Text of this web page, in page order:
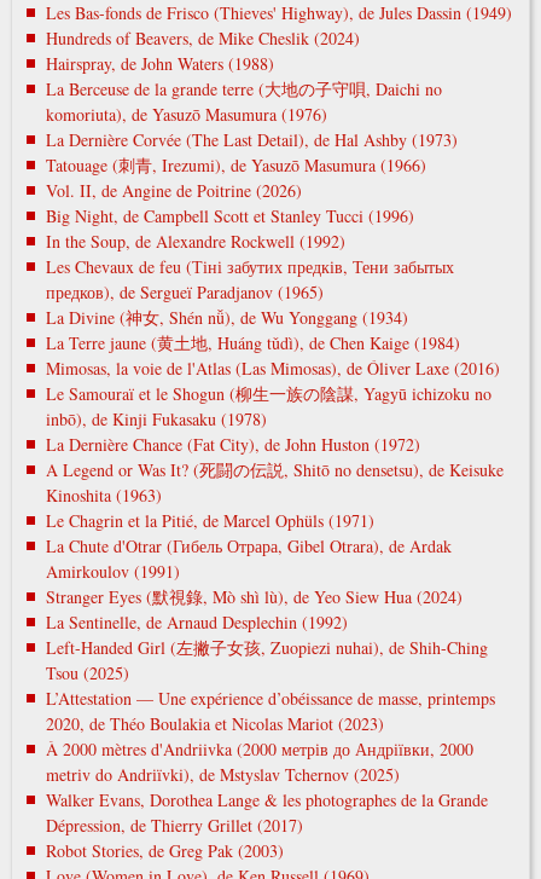
Les Bas-fonds de Frisco (Thieves' Highway), de Jules Dassin (1949)
Hundreds of Beavers, de Mike Cheslik (2024)
Hairspray, de John Waters (1988)
La Berceuse de la grande terre (大地の子守唄, Daichi no
komoriuta), de Yasuzō Masumura (1976)
La Dernière Corvée (The Last Detail), de Hal Ashby (1973)
Tatouage (刺青, Irezumi), de Yasuzō Masumura (1966)
Vol. II, de Angine de Poitrine (2026)
Big Night, de Campbell Scott et Stanley Tucci (1996)
In the Soup, de Alexandre Rockwell (1992)
Les Chevaux de feu (Тіні забутих предків, Тени забытых
предков), de Sergueï Paradjanov (1965)
La Divine (神女, Shén nǚ), de Wu Yonggang (1934)
La Terre jaune (黄土地, Huáng tǔdì), de Chen Kaige (1984)
Mimosas, la voie de l'Atlas (Las Mimosas), de Óliver Laxe (2016)
Le Samouraï et le Shogun (柳生一族の陰謀, Yagyū ichizoku no
inbō), de Kinji Fukasaku (1978)
La Dernière Chance (Fat City), de John Huston (1972)
A Legend or Was It? (死闘の伝説, Shitō no densetsu), de Keisuke
Kinoshita (1963)
Le Chagrin et la Pitié, de Marcel Ophüls (1971)
La Chute d'Otrar (Гибель Отрара, Gibel Otrara), de Ardak
Amirkoulov (1991)
Stranger Eyes (默視錄, Mò shì lù), de Yeo Siew Hua (2024)
La Sentinelle, de Arnaud Desplechin (1992)
Left-Handed Girl (左撇子女孩, Zuopiezi nuhai), de Shih-Ching
Tsou (2025)
L’Attestation — Une expérience d’obéissance de masse, printemps
2020, de Théo Boulakia et Nicolas Mariot (2023)
À 2000 mètres d'Andriivka (2000 метрів до Андріївки, 2000
metrіv do Andrіїvki), de Mstyslav Tchernov (2025)
Walker Evans, Dorothea Lange & les photographes de la Grande
Dépression, de Thierry Grillet (2017)
Robot Stories, de Greg Pak (2003)